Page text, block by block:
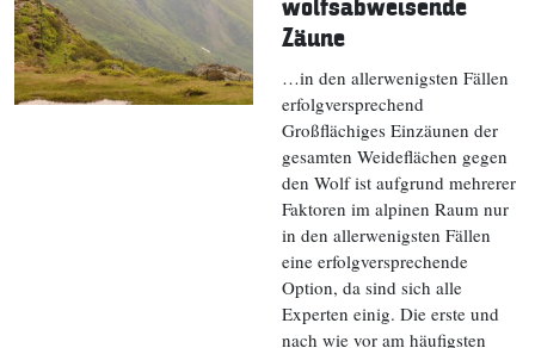
wolfsabweisende
Zäune
…in den allerwenigsten Fällen
erfolgversprechend
Großflächiges Einzäunen der
gesamten Weideflächen gegen
den Wolf ist aufgrund mehrerer
Faktoren im alpinen Raum nur
in den allerwenigsten Fällen
eine erfolgversprechende
Option, da sind sich alle
Experten einig. Die erste und
nach wie vor am häufigsten